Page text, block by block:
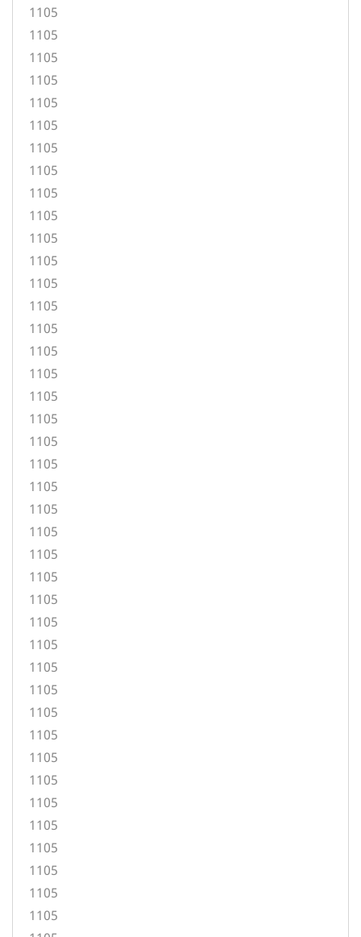
1105
1105
1105
1105
1105
1105
1105
1105
1105
1105
1105
1105
1105
1105
1105
1105
1105
1105
1105
1105
1105
1105
1105
1105
1105
1105
1105
1105
1105
1105
1105
1105
1105
1105
1105
1105
1105
1105
1105
1105
1105